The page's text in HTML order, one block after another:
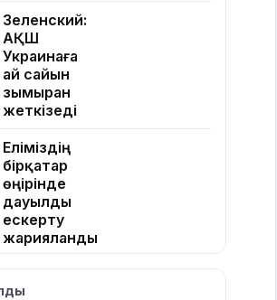
Зеленский:
АҚШ
Украинаға
ай сайын
зымыран
жеткізеді
Еліміздің
бірқатар
өңірінде
дауылды
ескерту
жарияланды
жойқын